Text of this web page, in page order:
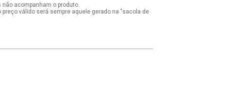
acompanham o produto.
válido será sempre aquele gerado na "sacola de